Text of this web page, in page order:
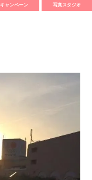
キャンペーン 写真スタジオ